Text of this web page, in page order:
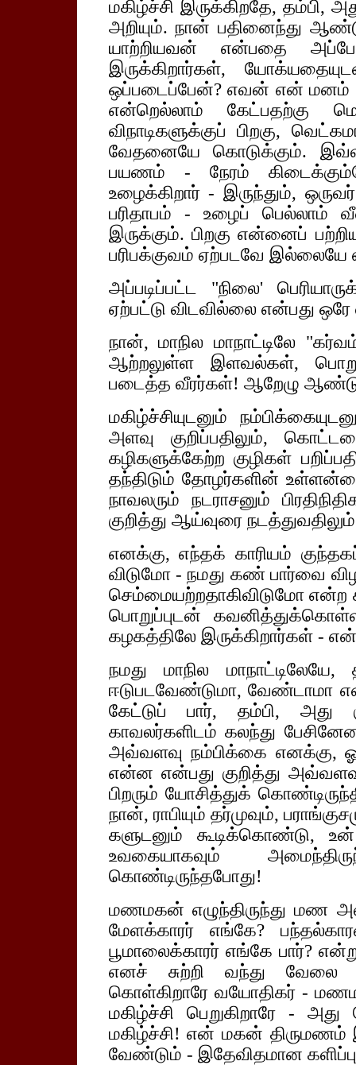
மகிழ்ச்சி இருக்கிறதே, தம்பி,
அறியும். நான் பதினைந்து
யாற்றியவன் என்பதை
இருக்கிறார்கள்,
ஒப்படைப்பேன்? எவன் என் மனம்
என்றெல்லாம் கேட்பதற்கு
விநாடிகளுக்குப் பிறகு,
வேதனையே கொடுக்கும்.
பயணம் - நேரம்
உழைக்கிறார் - இருந்தும்,
பரிதாபம் - உழைப் பெல்லாம்
இருக்கும். பிறகு என்னைப்
பரிபக்குவம் ஏற்படவே இல்லையே
அப்படிப்பட்ட "நிலை'
ஏற்பட்டு விடவில்லை என்பது
நான், மாநில மாநாட்டிலே
ஆற்றலுள்ள இளவல்கள்,
படைத்த வீரர்கள்! ஆறேழு
மகிழ்ச்சியுடனும்
அளவு குறிப்பதிலும்,
கழிகளுக்கேற்ற குழிகள்
தந்திடும் தோழர்களின்
நாவலரும் நடராசனும்
குறித்து ஆய்வுரை நடத்துவதிலும்
எனக்கு, எந்தக் காரியம்
விடுமோ - நமது கண் பார்வை
செம்மையற்றதாகிவிடுமோ
பொறுப்புடன்
கழகத்திலே இருக்கிறார்கள் -
நமது மாநில
ஈடுபடவேண்டுமா, வேண்டாமா
கேட்டுப் பார், தம்பி, அது
காவலர்களிடம் கலந்து
அவ்வளவு நம்பிக்கை எனக்கு,
என்ன என்பது குறித்து
பிறரும் யோசித்துக்
நான், ராபியும் தர்முவும்,
களுடனும் கூடிக்கொண்டு,
உவகையாகவும்
கொண்டிருந்தபோது!
மணமகன் எழுந்திருந்து மண
மேளக்காரர் எங்கே?
பூமாலைக்காரர் எங்கே பார்?
எனச் சுற்றி வந்து வேலை
கொள்கிறாரே வயோதிகர் -
மகிழ்ச்சி பெறுகிறாரே -
மகிழ்ச்சி! என் மகன் திருமணம்
வேண்டும் - இதேவிதமான